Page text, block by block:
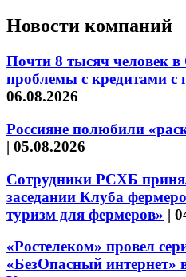
Новости компаний
Почти 8 тысяч человек
проблемы с кредитами
06.08.2026
Россияне полюбили
| 05.08.2026
Сотрудники РСХБ
заседании Клуба
туризм для фермеров» |
«Ростелеком» провел
«БезОпасный интернет»